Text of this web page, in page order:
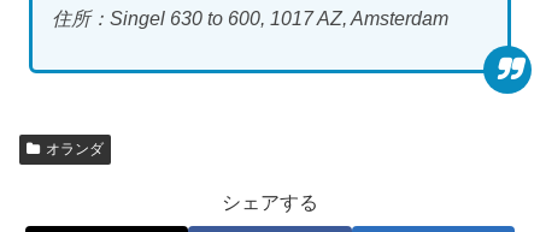
住所：Singel 630 to 600, 1017 AZ, Amsterdam
オランダ
シェアする